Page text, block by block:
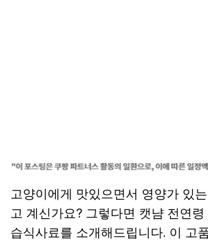
고양이에게 맛있으면서 영양가 있
고 계신가요? 그렇다면 캣냠 전연
습식사료를 소개해드립니다. 이 고